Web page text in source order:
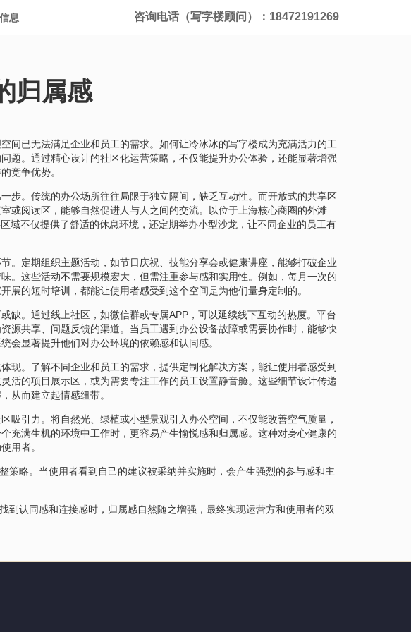
息 咨询电话（写字楼顾问）：18472191269
归属感
间已无法满足企业和员工的需求。如何让冷冰冰的写字楼成为充满活力的工
题。通过精心设计的社区化运营策略，不仅能提升办公体验，还能显著增强
竞争优势。
步。传统的办公场所往往局限于独立隔间，缺乏互动性。而开放式的共享区
或阅读区，能够自然促进人与人之间的交流。以位于上海核心商圈的外滩
域不仅提供了舒适的休息环境，还定期举办小型沙龙，让不同企业的员工有
。定期组织主题活动，如节日庆祝、技能分享会或健康讲座，能够打破企业
。这些活动不需要规模宏大，但需注重参与感和实用性。例如，每月一次的
展的短时培训，都能让使用者感受到这个空间是为他们量身定制的。
缺。通过线上社区，如微信群或专属APP，可以延续线下互动的热度。平台
源共享、问题反馈的渠道。当员工遇到办公设备故障或需要协作时，能够快
会显著提升他们对办公环境的依赖感和认同感。
现。了解不同企业和员工的需求，提供定制化解决方案，能让使用者感受到
活的项目展示区，或为需要专注工作的员工设置静音舱。这些细节设计传递
从而建立起情感纽带。
吸引力。将自然光、绿植或小型景观引入办公空间，不仅能改善空气质量，
充满生机的环境中工作时，更容易产生愉悦感和归属感。这种对身心健康的
用者。
略。当使用者看到自己的建议被采纳并实施时，会产生强烈的参与感和主
认同感和连接感时，归属感自然随之增强，最终实现运营方和使用者的双